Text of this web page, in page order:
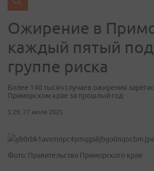
Ожирение в
каждый пятый
группе риска
Более 140 тысяч случаев ожирения
Приморском крае за прошлый год
5:29, 27 июля 2025
Фото: Правительство Приморского края